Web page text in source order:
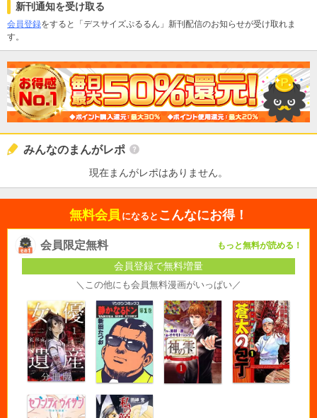
新刊通知を受け取る
会員登録をすると「デスサイズぷるるん」新刊配信のお知らせが受け取れま
す。
みんなのまんがレポ
現在まんがレポはありません。
無料会員 になると こんなにお得！
会員限定無料 もっと無料が読める！
会員登録で無料増量
＼この他にも会員無料漫画がいっぱい／